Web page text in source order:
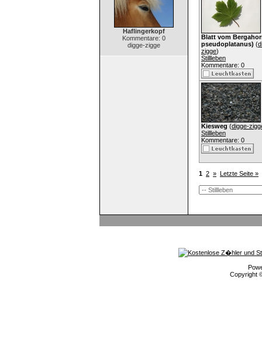
Haflingerkopf
Kommentare: 0
digge-zigge
Blatt vom
pseudoplatanus) (
zigge)
Stillleben
Kommentare: 0
Kiesweg (digge-
Stillleben
Kommentare: 0
1 2 » Letzte Seite »
Copyright